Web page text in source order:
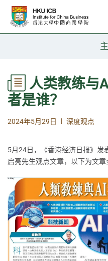
跳往主要内容
人类教练与
者是谁？
2024年5月29日 | 深度观点
5月24日，《香港经济日报》发
启亮先生观点文章，以下为文章